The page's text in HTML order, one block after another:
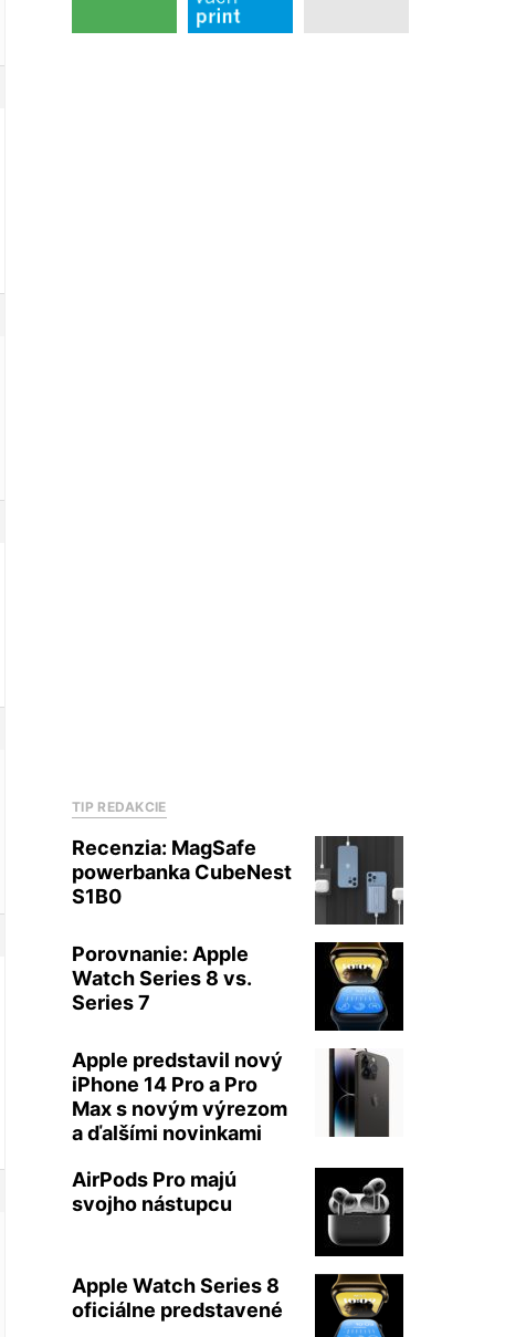
TIP REDAKCIE
Recenzia: MagSafe
powerbanka CubeNest
S1B0
Porovnanie: Apple
Watch Series 8 vs.
Series 7
Apple predstavil nový
iPhone 14 Pro a Pro
Max s novým výrezom
a ďalšími novinkami
AirPods Pro majú
svojho nástupcu
Apple Watch Series 8
oficiálne predstavené